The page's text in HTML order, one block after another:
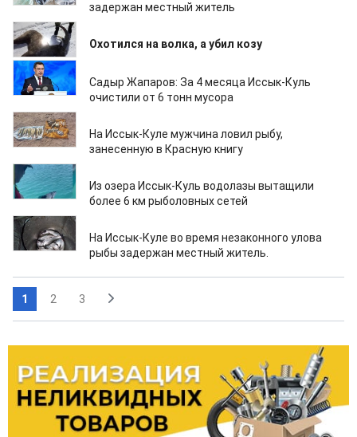
задержан местный житель
24.07.2023
Охотился на волка, а убил козу
14.06.2023
Садыр Жапаров: За 4 месяца Иссык-Куль
очистили от 6 тонн мусора
09.06.2023
На Иссык-Куле мужчина ловил рыбу,
занесенную в Красную книгу
28.03.2023
Из озера Иссык-Куль водолазы вытащили
более 6 км рыболовных сетей
11.03.2023
На Иссык-Куле во время незаконного улова
рыбы задержан местный житель.
1 2 3